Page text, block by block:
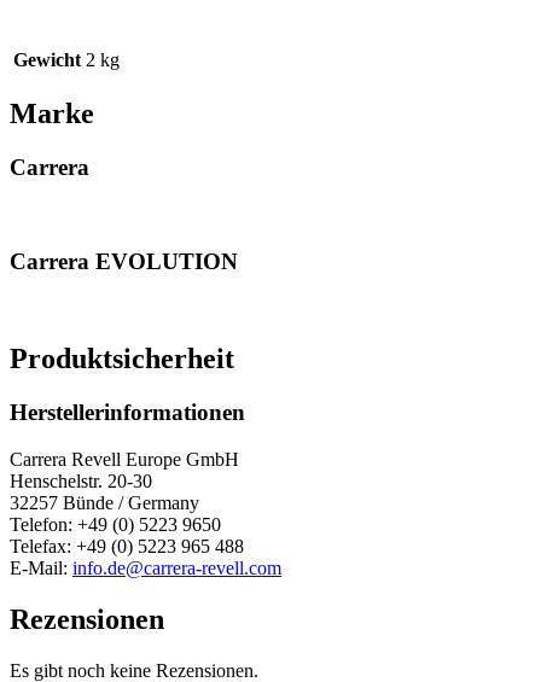
Gewicht 2 kg
Marke
Carrera
Carrera EVOLUTION
Produktsicherheit
Herstellerinformationen
Carrera Revell Europe GmbH
Henschelstr. 20-30
32257 Bünde / Germany
Telefon: +49 (0) 5223 9650
Telefax: +49 (0) 5223 965 488
E-Mail: info.de@carrera-revell.com
Rezensionen
Es gibt noch keine Rezensionen.